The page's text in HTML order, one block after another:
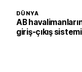
DÜNYA
AB
giriş-çıkış